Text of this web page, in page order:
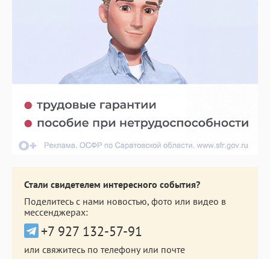
Стали свидетелем интересного события?
Поделитесь с нами новостью, фото или видео в
мессенджерах:
+7 927 132-57-91
или свяжитесь по телефону или почте